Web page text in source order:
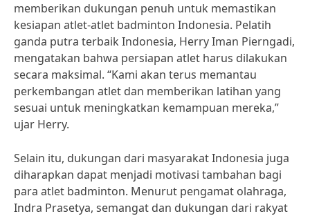
memberikan dukungan penuh untuk memastikan
kesiapan atlet-atlet badminton Indonesia. Pelatih
ganda putra terbaik Indonesia, Herry Iman Pierngadi,
mengatakan bahwa persiapan atlet harus dilakukan
secara maksimal. “Kami akan terus memantau
perkembangan atlet dan memberikan latihan yang
sesuai untuk meningkatkan kemampuan mereka,”
ujar Herry.
Selain itu, dukungan dari masyarakat Indonesia juga
diharapkan dapat menjadi motivasi tambahan bagi
para atlet badminton. Menurut pengamat olahraga,
Indra Prasetya, semangat dan dukungan dari rakyat